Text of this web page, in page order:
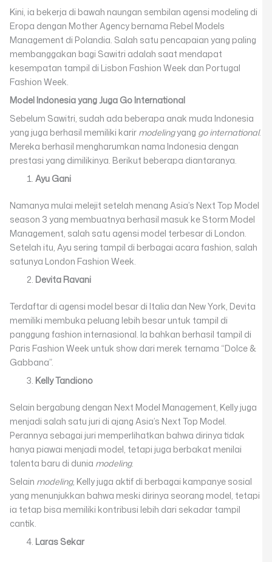
Kini, ia bekerja di bawah naungan sembilan agensi modeling di
Eropa dengan Mother Agency bernama Rebel Models
Management di Polandia. Salah satu pencapaian yang paling
membanggakan bagi Sawitri adalah saat mendapat
kesempatan tampil di Lisbon Fashion Week dan Portugal
Fashion Week.
Model Indonesia yang Juga Go International
Sebelum Sawitri, sudah ada beberapa anak muda Indonesia
yang juga berhasil memiliki karir modelingyang go international.
Mereka berhasil mengharumkan nama Indonesia dengan
prestasi yang dimilikinya. Berikut beberapa diantaranya.
Ayu Gani
Namanya mulai melejit setelah menang Asia’s Next Top Model
season 3 yang membuatnya berhasil masuk ke Storm Model
Management, salah satu agensi model terbesar di London.
Setelah itu, Ayu sering tampil di berbagai acara fashion, salah
satunya London Fashion Week.
Devita Ravani
Terdaftar di agensi model besar di Italia dan New York, Devita
memiliki membuka peluang lebih besar untuk tampil di
panggung fashion internasional. Ia bahkan berhasil tampil di
Paris Fashion Week untuk show dari merek ternama “Dolce &
Gabbana”.
Kelly Tandiono
Selain bergabung dengan Next Model Management, Kelly juga
menjadi salah satu juri di ajang Asia’s Next Top Model.
Perannya sebagai juri memperlihatkan bahwa dirinya tidak
hanya piawai menjadi model, tetapi juga berbakat menilai
talenta baru di dunia modeling.
Selain modeling, Kelly juga aktif di berbagai kampanye sosial
yang menunjukkan bahwa meski dirinya seorang model, tetapi
ia tetap bisa memiliki kontribusi lebih dari sekadar tampil
cantik.
Laras Sekar